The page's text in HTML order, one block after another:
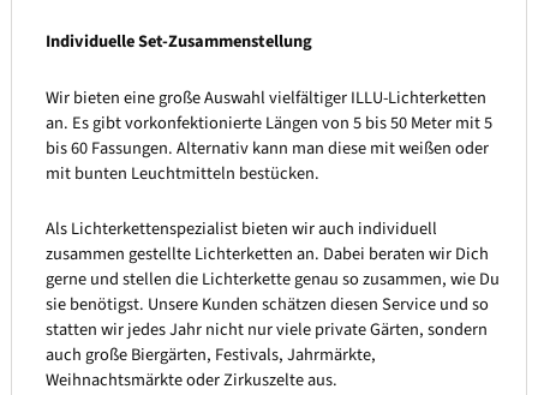
Individuelle Set-Zusammenstellung
Wir bieten eine große Auswahl vielfältiger ILLU-Lichterketten
an. Es gibt vorkonfektionierte Längen von 5 bis 50 Meter mit 5
bis 60 Fassungen. Alternativ kann man diese mit weißen oder
mit bunten Leuchtmitteln bestücken.
Als Lichterkettenspezialist bieten wir auch individuell
zusammen gestellte Lichterketten an. Dabei beraten wir Dich
gerne und stellen die Lichterkette genau so zusammen, wie Du
sie benötigst. Unsere Kunden schätzen diesen Service und so
statten wir jedes Jahr nicht nur viele private Gärten, sondern
auch große Biergärten, Festivals, Jahrmärkte,
Weihnachtsmärkte oder Zirkuszelte aus.